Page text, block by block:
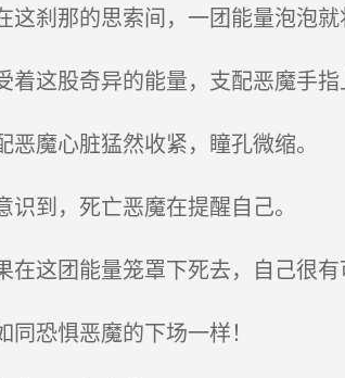
刹那的思索间，一团能量泡泡就
这股奇异的能量，支配恶魔手指
魔心脏猛然收紧，瞳孔微缩。
到，死亡恶魔在提醒自己。
这团能量笼罩下死去，自己很有
恐惧恶魔的下场一样！